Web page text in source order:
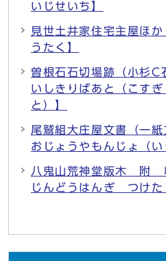
いじせいち】
見世土井家住宅主屋ほ
うたく】
曽根石石切場跡（小杉C
いしきりばあと（こす
と）】
尾鷲組大庄屋文書（一
おじょうやもんじょ（い
八鬼山荒神堂版木 附
じんどうはんぎ つけ